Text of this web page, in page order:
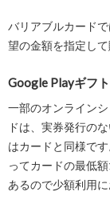
バリアブルカード
望の金額を指定して
Google Playギフ
一部のオンライン
ドは、実券発行の
はカードと同様で
ってカードの最低
あるので少額利用に